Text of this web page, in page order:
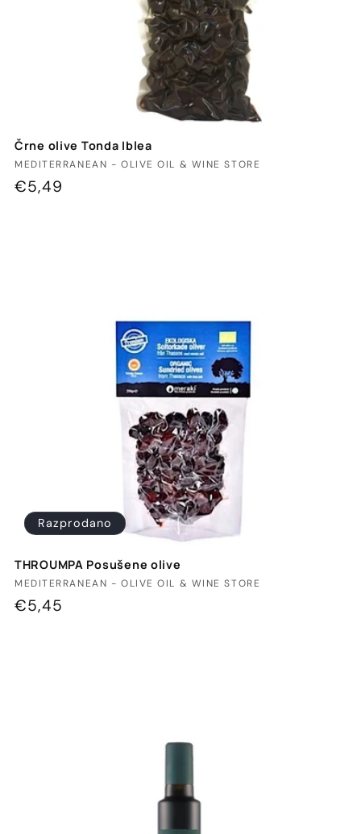
Črne olive Tonda Iblea
Ponudnik:
MEDITERRANEAN - OLIVE OIL & WINE STORE
Redna
€5,49
Razprodano
THROUMPA Posušene olive
Ponudnik:
MEDITERRANEAN - OLIVE OIL & WINE STORE
Redna
€5,45